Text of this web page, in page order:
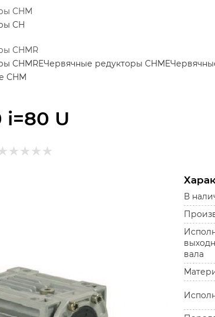
i=80 U
CHM
CH
CHMR
CHMREЧервячные редукторы CHME
CHM
В
вала